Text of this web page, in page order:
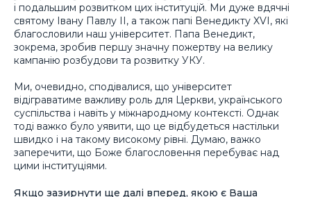
і подальшим розвитком цих інституцій. Ми дуже вдячні
святому Івану Павлу ІІ, а також папі Венедикту XVI, які
благословили наш університет. Папа Венедикт,
зокрема, зробив першу значну пожертву на велику
кампанію розбудови та розвитку УКУ.
Ми, очевидно, сподівалися, що університет
відіграватиме важливу роль для Церкви, українського
суспільства і навіть у міжнародному контексті. Однак
тоді важко було уявити, що це відбудеться настільки
швидко і на такому високому рівні. Думаю, важко
заперечити, що Боже благословення перебуває над
цими інституціями.
Якщо зазирнути ще далі вперед, якою є Ваша